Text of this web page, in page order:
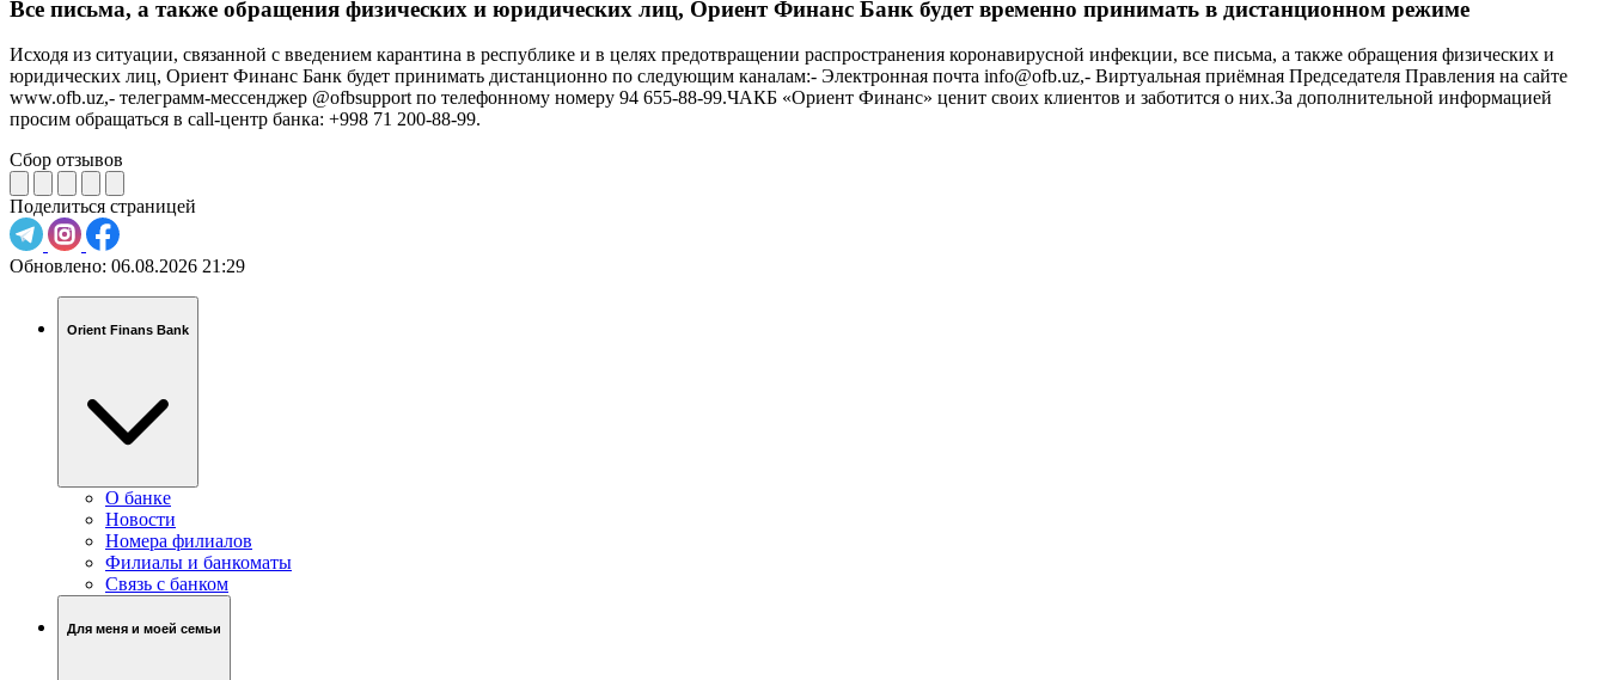
Все письма, а также обращения физических и юридических лиц, Ориент Финанс Банк будет временно принимать в дистанционном режиме
Исходя из ситуации, связанной с введением карантина в республике и в целях предотвращении распространения коронавирусной инфекции, все письма, а также обращения физических и
юридических лиц, Ориент Финанс Банк будет принимать дистанционно по следующим каналам:- Электронная почта info@ofb.uz,- Виртуальная приёмная Председателя Правления на сайте
www.ofb.uz,- телеграмм-мессенджер @ofbsupport по телефонному номеру 94 655-88-99.ЧАКБ «Ориент Финанс» ценит своих клиентов и заботится о них.За дополнительной информацией
просим обращаться в call-центр банка: +998 71 200-88-99.
Сбор отзывов
Поделиться страницей
Обновлено: 06.08.2026 21:29
Orient Finans Bank
О банке
Новости
Номера филиалов
Филиалы и банкоматы
Связь c банком
Для меня и моей семьи